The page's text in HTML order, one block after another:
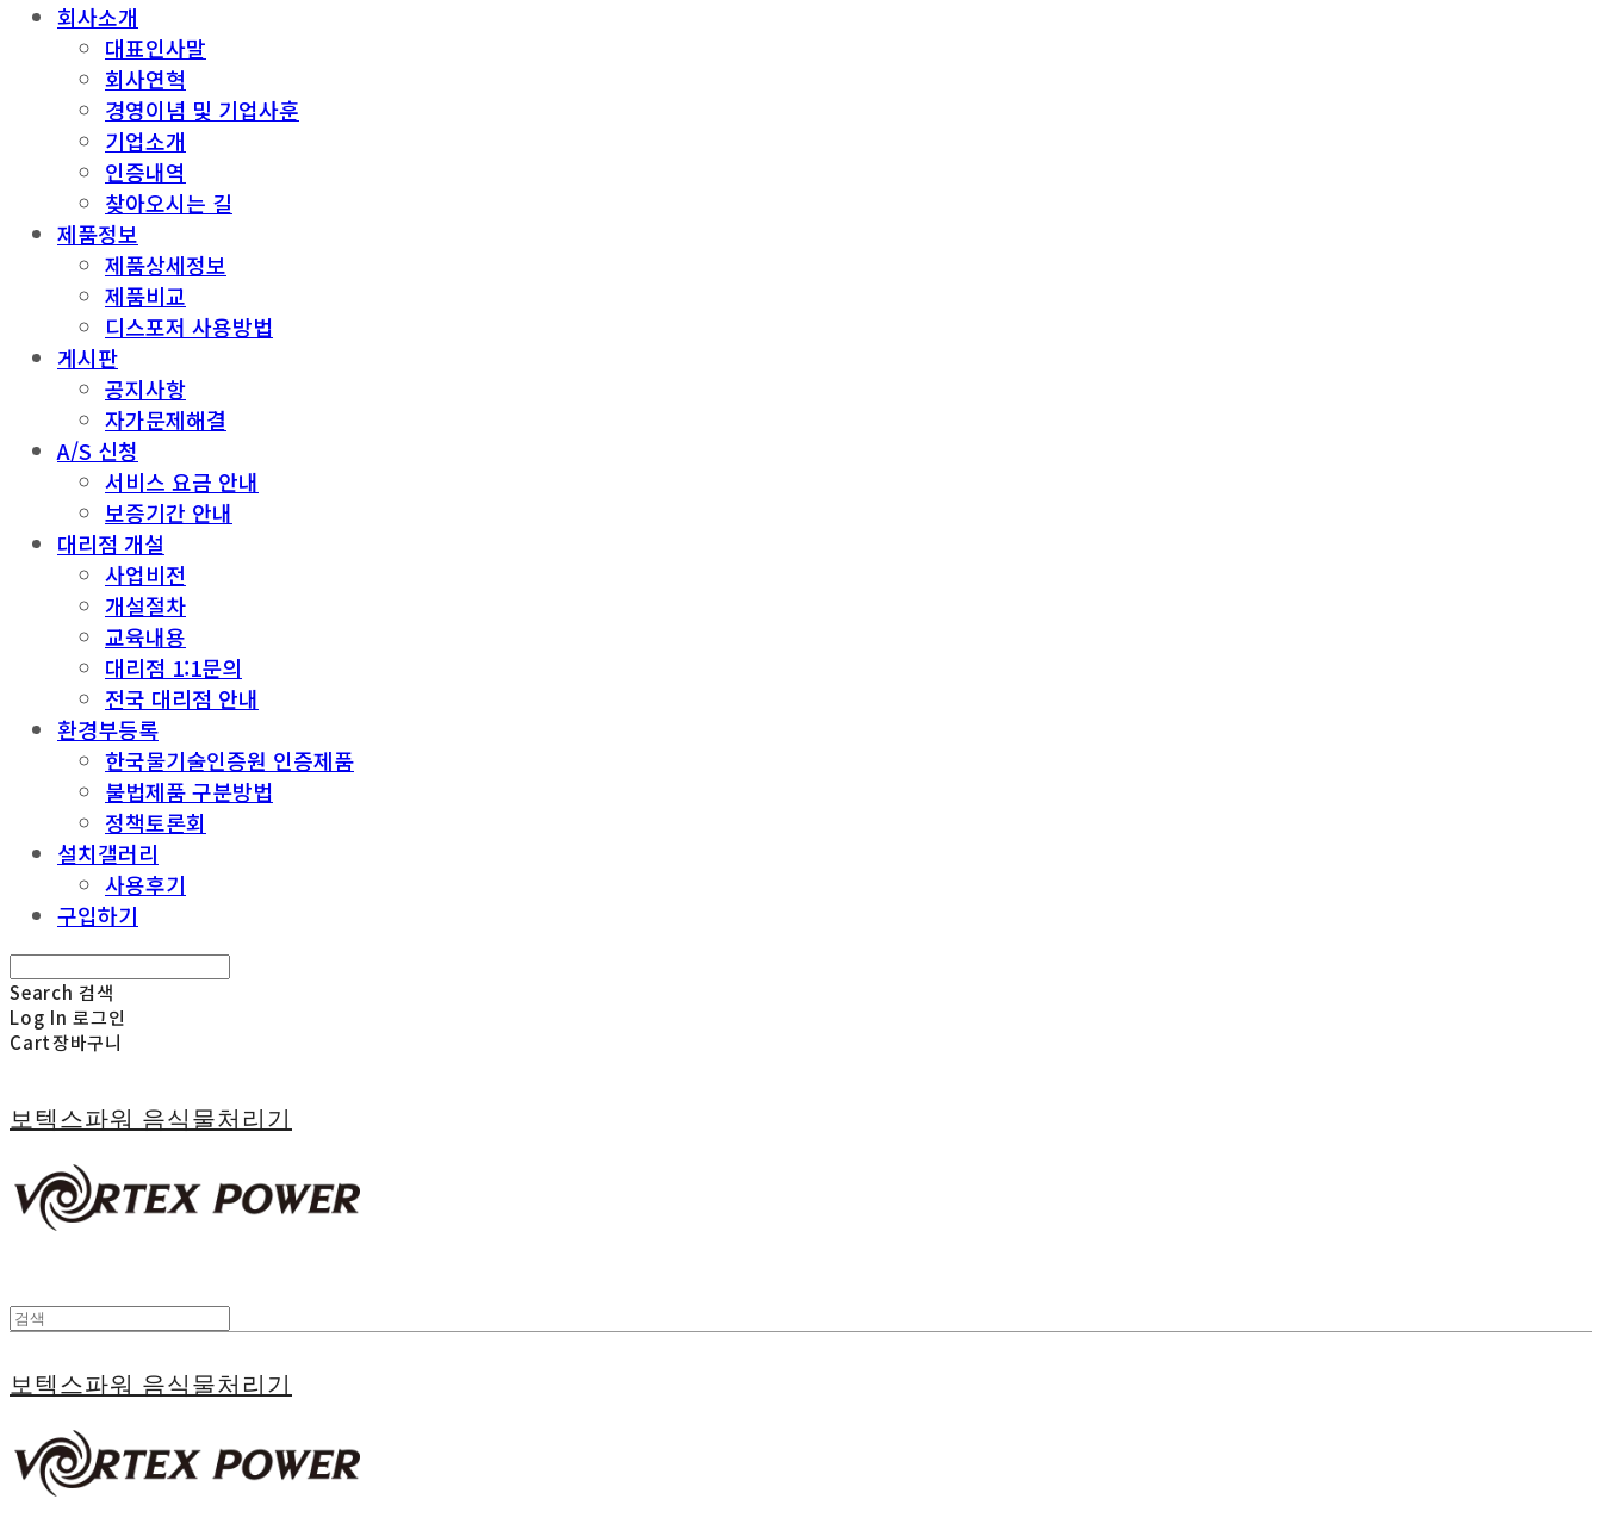
회사소개
대표인사말
회사연혁
경영이념 및 기업사훈
기업소개
인증내역
찾아오시는 길
제품정보
제품상세정보
제품비교
디스포저 사용방법
게시판
공지사항
자가문제해결
A/S 신청
서비스 요금 안내
보증기간 안내
대리점 개설
사업비전
개설절차
교육내용
대리점 1:1문의
전국 대리점 안내
환경부등록
한국물기술인증원 인증제품
불법제품 구분방법
정책토론회
설치갤러리
사용후기
구입하기
Search 검색
Log In 로그인
Cart장바구니
보텍스파워 음식물처리기
보텍스파워 음식물처리기